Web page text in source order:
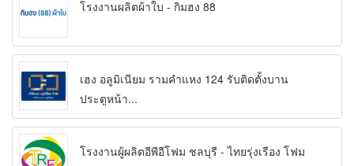
โรงงานผลิตผ้าใบ - กิมฮง 88
เฮง อลูมิเนียม รามคำแหง 124 รับติดตั้งบาน
ประตูหน้า...
โรงงานผู้ผลิตอีพีอีโฟม ชลบุรี - ไทยรุ่งเรือง โฟม